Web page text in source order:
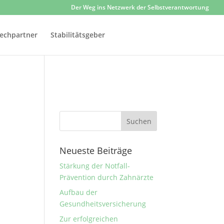
Der Weg ins Netzwerk der Selbstverantwortung
Stabilitätsgeber
Neueste Beiträge
Stärkung der Notfall-
Prävention durch Zahnärzte
Aufbau der
Gesundheitsversicherung
Zur erfolgreichen